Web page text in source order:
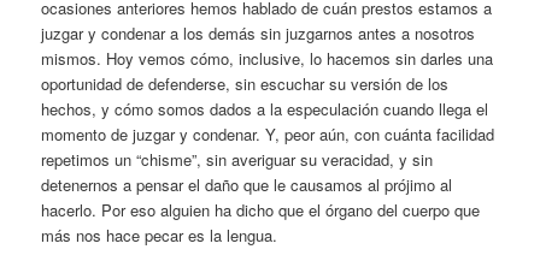
ocasiones anteriores hemos hablado de cuán prestos estamos a
juzgar y condenar a los demás sin juzgarnos antes a nosotros
mismos. Hoy vemos cómo, inclusive, lo hacemos sin darles una
oportunidad de defenderse, sin escuchar su versión de los
hechos, y cómo somos dados a la especulación cuando llega el
momento de juzgar y condenar. Y, peor aún, con cuánta facilidad
repetimos un “chisme”, sin averiguar su veracidad, y sin
detenernos a pensar el daño que le causamos al prójimo al
hacerlo. Por eso alguien ha dicho que el órgano del cuerpo que
más nos hace pecar es la lengua.